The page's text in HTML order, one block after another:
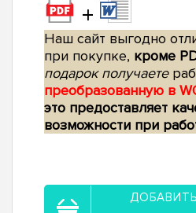
+
Наш сайт выгодно
при покупке, кроме
подарок получаете
преобразованную в
это предоставляет
возможности при